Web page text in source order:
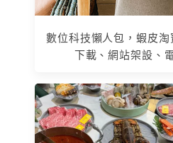
數位科技懶人包，蝦皮
下載、網站架設、